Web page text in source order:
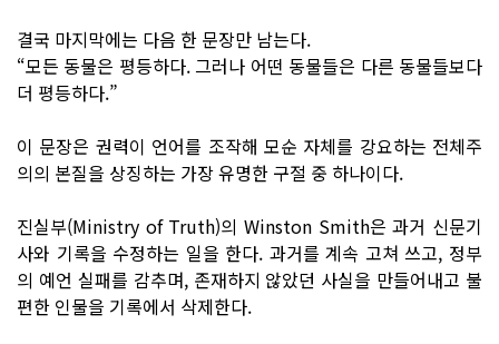
결국 마지막에는 다음 한 문장만 남는다.
“모든 동물은 평등하다. 그러나 어떤 동물들은 다른 동물들보다
더 평등하다.”
이 문장은 권력이 언어를 조작해 모순 자체를 강요하는 전체주
의의 본질을 상징하는 가장 유명한 구절 중 하나이다.
진실부(Ministry of Truth)의 Winston Smith은 과거 신문기
사와 기록을 수정하는 일을 한다. 과거를 계속 고쳐 쓰고, 정부
의 예언 실패를 감추며, 존재하지 않았던 사실을 만들어내고 불
편한 인물을 기록에서 삭제한다.